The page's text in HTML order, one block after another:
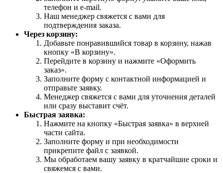
телефон и e-mail.
Наш менеджер свяжется с вами для
подтверждения заказа.
Через корзину:
Добавьте понравившийся товар в корзину, нажав
кнопку «В корзину».
Перейдите в корзину и нажмите «Оформить
заказ».
Заполните форму с контактной информацией и
отправьте заявку.
Менеджер свяжется с вами для уточнения деталей
или сразу выставит счёт.
Быстрая заявка:
Нажмите на кнопку «Быстрая заявка» в верхней
части сайта.
Заполните форму и при необходимости
прикрепите файл с заявкой.
Мы обработаем вашу заявку в кратчайшие сроки и
свяжемся с вами.